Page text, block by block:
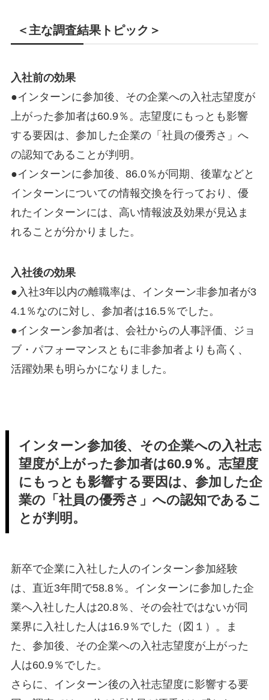
＜主な調査結果トピック＞
入社前の効果
●インターンに参加後、その企業への入社志望度が
上がった参加者は60.9％。志望度にもっとも影響
する要因は、参加した企業の「社員の優秀さ」へ
の認知であることが判明。
●インターンに参加後、86.0％が同期、後輩などと
インターンについての情報交換を行っており、優
れたインターンには、高い情報波及効果が見込ま
れることが分かりました。
入社後の効果
●入社3年以内の離職率は、インターン非参加者が3
4.1％なのに対し、参加者は16.5％でした。
●インターン参加者は、会社からの人事評価、ジョ
ブ・パフォーマンスともに非参加者よりも高く、
活躍効果も明らかになりました。
インターン参加後、その企業への入社志
望度が上がった参加者は60.9％。志望度
にもっとも影響する要因は、参加した企
業の「社員の優秀さ」への認知であるこ
とが判明。
新卒で企業に入社した人のインターン参加経験
は、直近3年間で58.8％。インターンに参加した企
業へ入社した人は20.8％、その会社ではないが同
業界に入社した人は16.9％でした（図１）。ま
た、参加後、その企業への入社志望度が上がった
人は60.9％でした。
さらに、インターン後の入社志望度に影響する要